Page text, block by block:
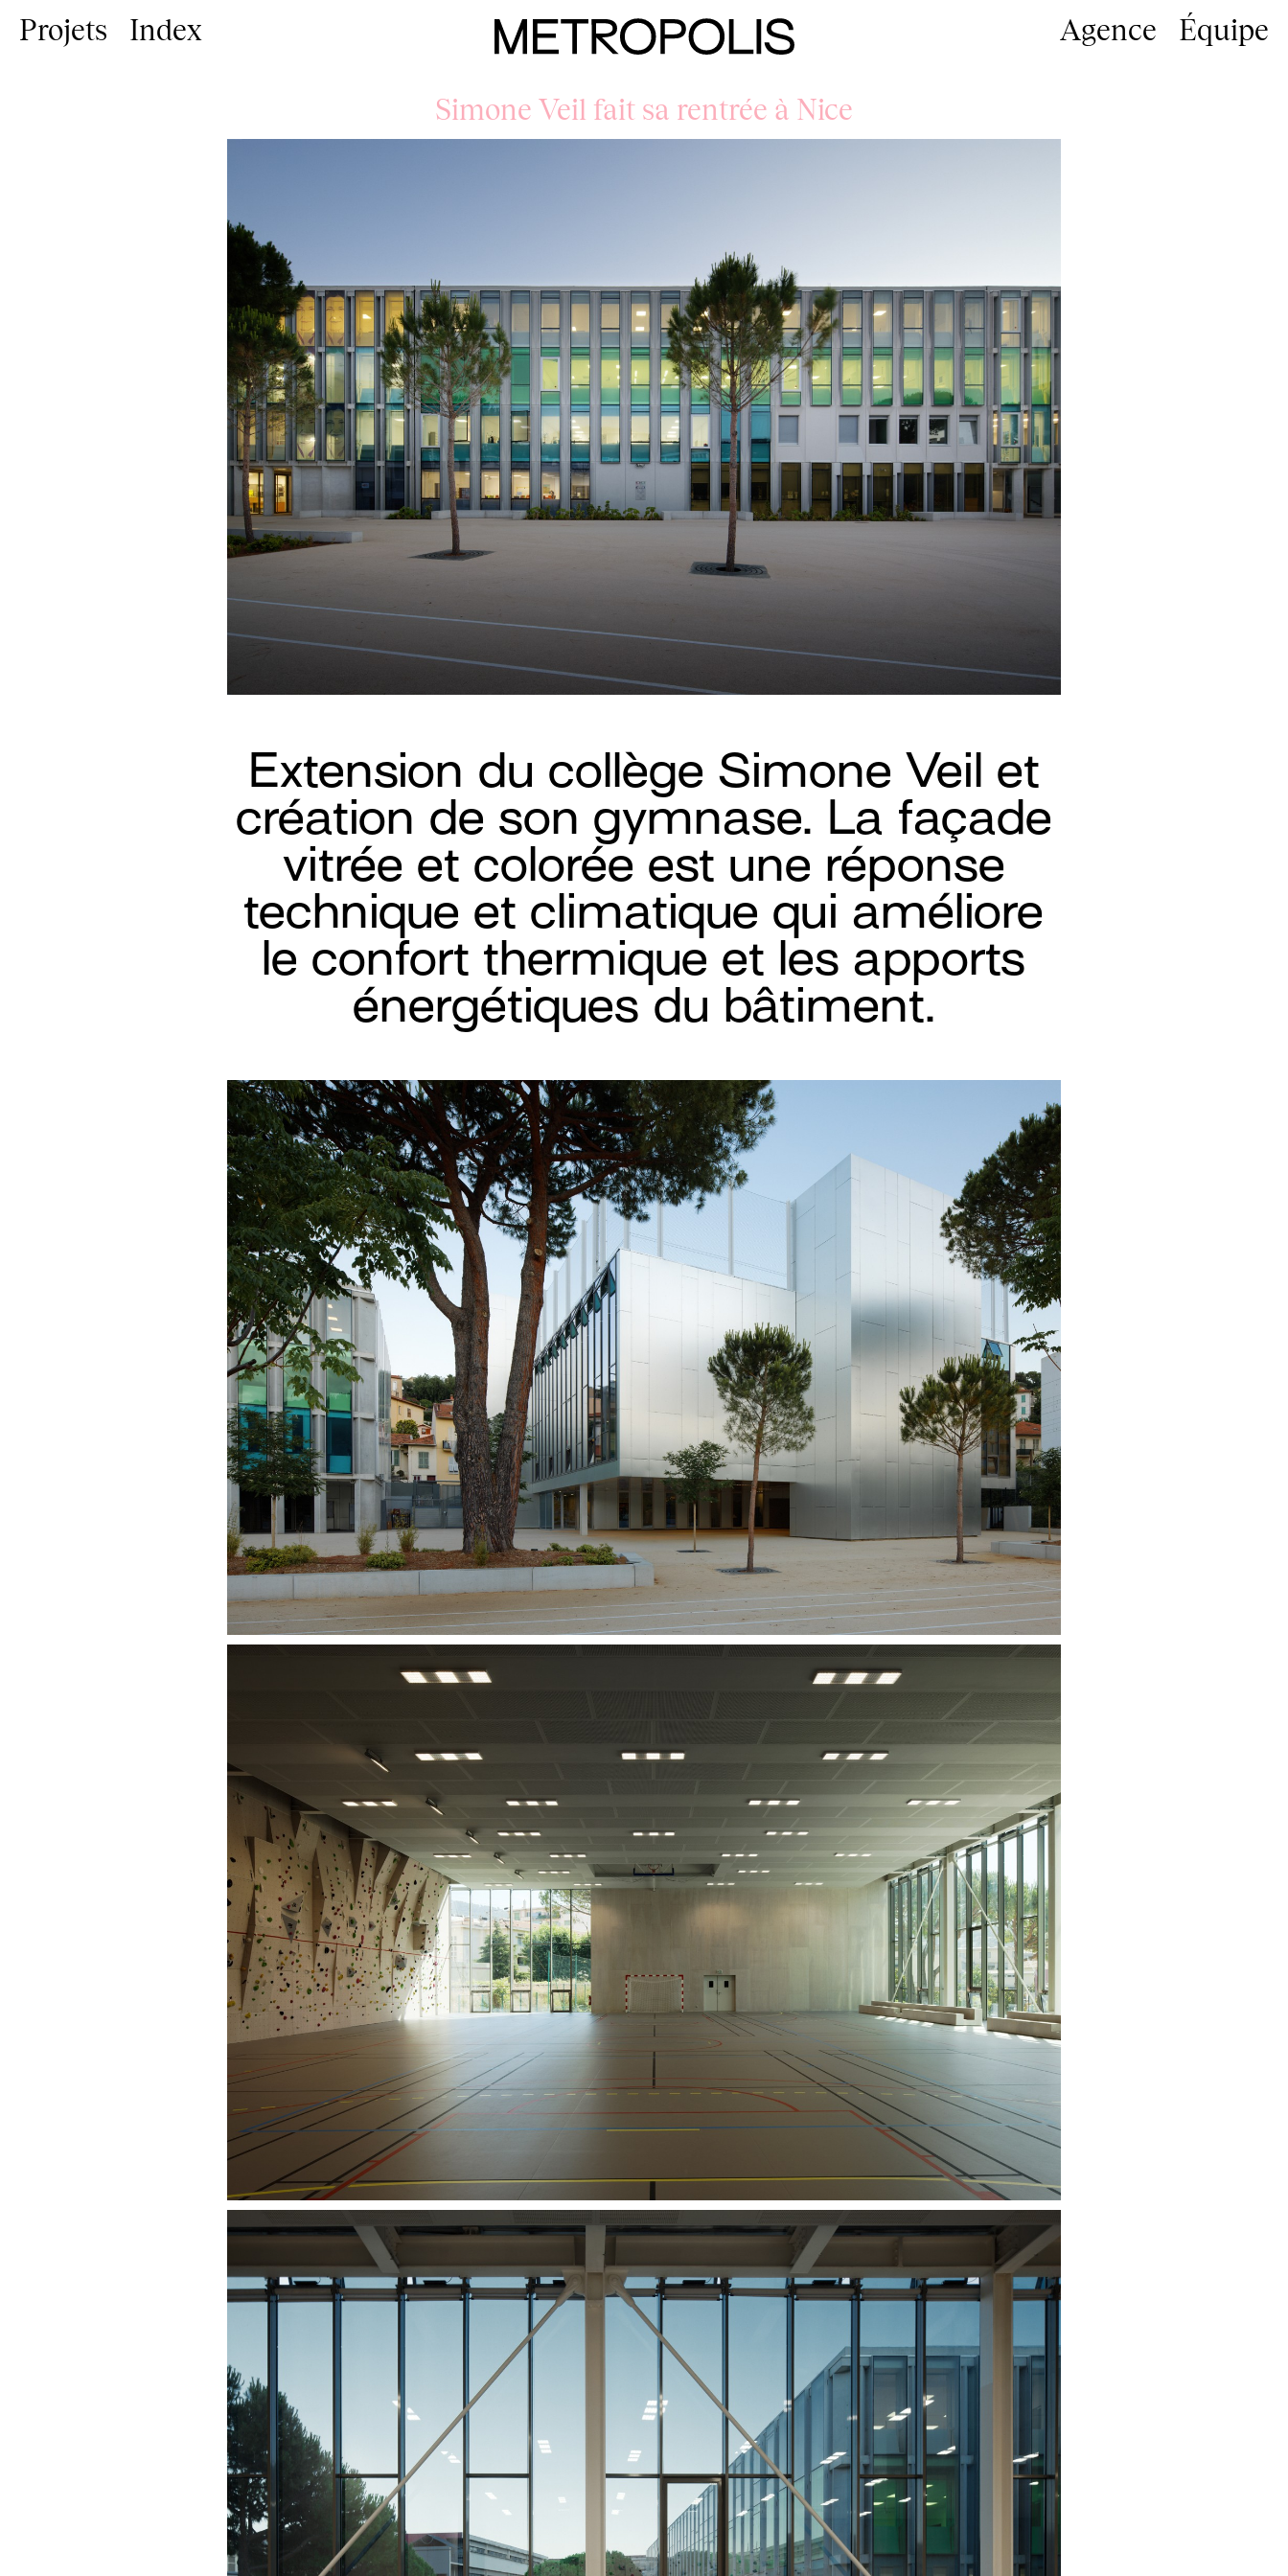
Projets Index Agence Équipe
Simone Veil fait sa rentrée à Nice
Extension du collège Simone Veil et
création de son gymnase. La façade
vitrée et colorée est une réponse
technique et climatique qui améliore
le confort thermique et les apports
énergétiques du bâtiment.